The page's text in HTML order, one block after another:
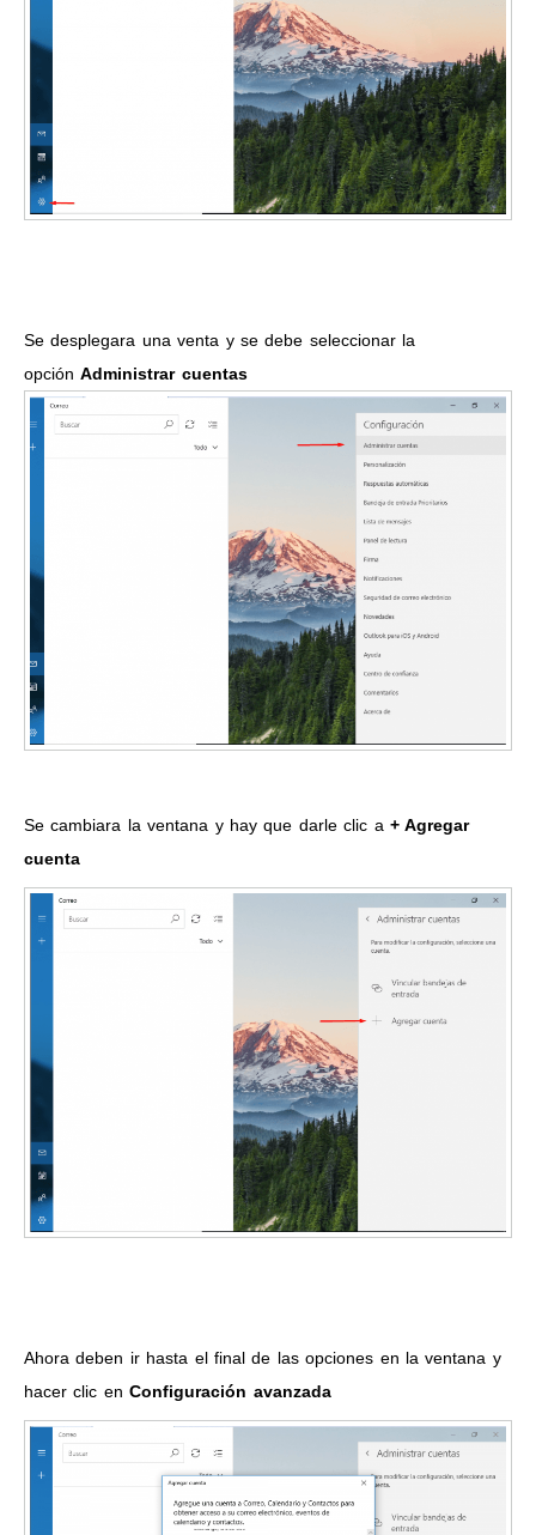
Se desplegara una venta y se debe seleccionar la
opciónAdministrar cuentas
Se cambiara la ventana y hay que darle clic a + Agregar
cuenta
Ahora deben ir hasta el final de las opciones en la ventana y
hacer clic enConfiguración avanzada